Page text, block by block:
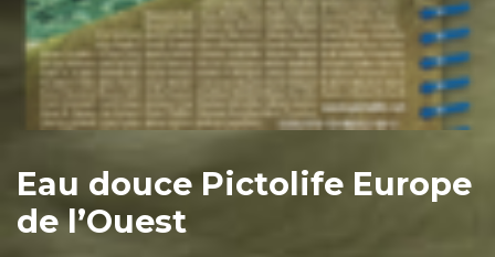
Eau douce Pictolife Europe
de l’Ouest